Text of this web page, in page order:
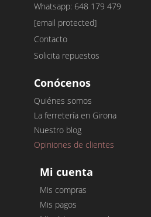
Whatsapp: 648 179 479
[email protected]
Contacto
Solicita repuestos
Conócenos
Quiénes somos
La ferretería en Girona
Nuestro blog
Opiniones de clientes
Mi cuenta
Mis compras
Mis pagos